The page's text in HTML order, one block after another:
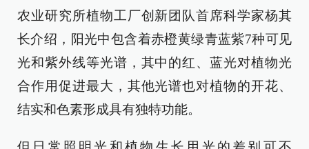
农业研究所植物工厂创新团队首席科学家杨其
长介绍，阳光中包含着赤橙黄绿青蓝紫7种可见
光和紫外线等光谱，其中的红、蓝光对植物光
合作用促进最大，其他光谱也对植物的开花、
结实和色素形成具有独特功能。